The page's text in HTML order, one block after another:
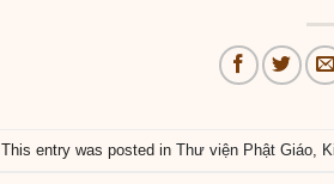
This entry was posted in Thư viện Phật Giáo,